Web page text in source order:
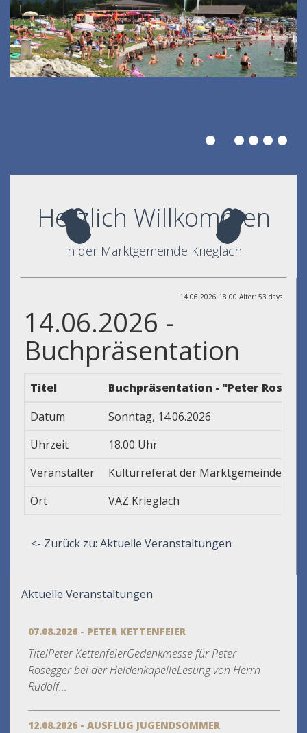
Herzlich Willkommen
in der Marktgemeinde Krieglach
14.06.2026 18:00 Alter: 53 days
14.06.2026 -
Buchpräsentation
Titel
Buchpräsentation - "Peter
Datum
Sonntag, 14.06.2026
Uhrzeit
18.00 Uhr
Veranstalter
Kulturreferat der Marktgemeinde
Ort
VAZ Krieglach
<- Zurück zu: Aktuelle Veranstaltungen
Aktuelle Veranstaltungen
07.08.2026 - PETER KETTENFEIER
TitelPeter KettenfeierGedenkmesse für Peter
Rosegger bei der HeldenkapelleLesung von Herrn
Rudolf...
12.08.2026 - AUSFLUG JUGENDSOMMER